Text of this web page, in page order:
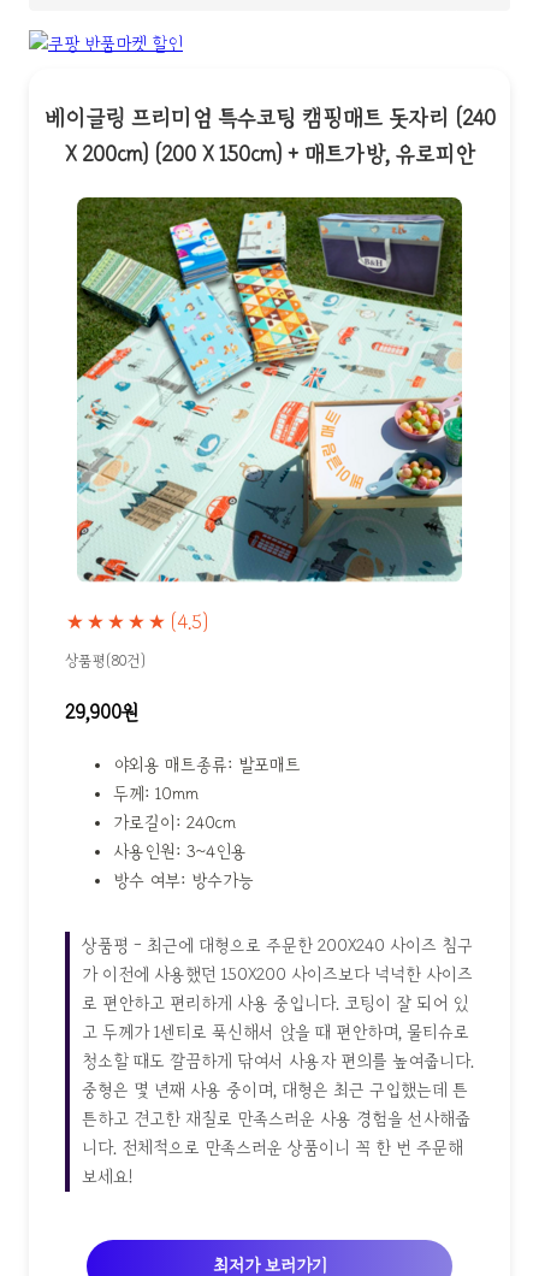
베이글링 프리미엄 특수코팅 캠핑매트 돗자리 (240
X 200cm) (200 X 150cm) + 매트가방, 유로피안
★★★★★ (4.5)
상품평(80건)
29,900원
야외용 매트종류: 발포매트
두께: 10mm
가로길이: 240cm
사용인원: 3~4인용
방수 여부: 방수가능
상품평 - 최근에 대형으로 주문한 200X240 사이즈 침구
가 이전에 사용했던 150X200 사이즈보다 넉넉한 사이즈
로 편안하고 편리하게 사용 중입니다. 코팅이 잘 되어 있
고 두께가 1센티로 푹신해서 앉을 때 편안하며, 물티슈로
청소할 때도 깔끔하게 닦여서 사용자 편의를 높여줍니다.
중형은 몇 년째 사용 중이며, 대형은 최근 구입했는데 튼
튼하고 견고한 재질로 만족스러운 사용 경험을 선사해줍
니다. 전체적으로 만족스러운 상품이니 꼭 한 번 주문해
보세요!
최저가 보러가기